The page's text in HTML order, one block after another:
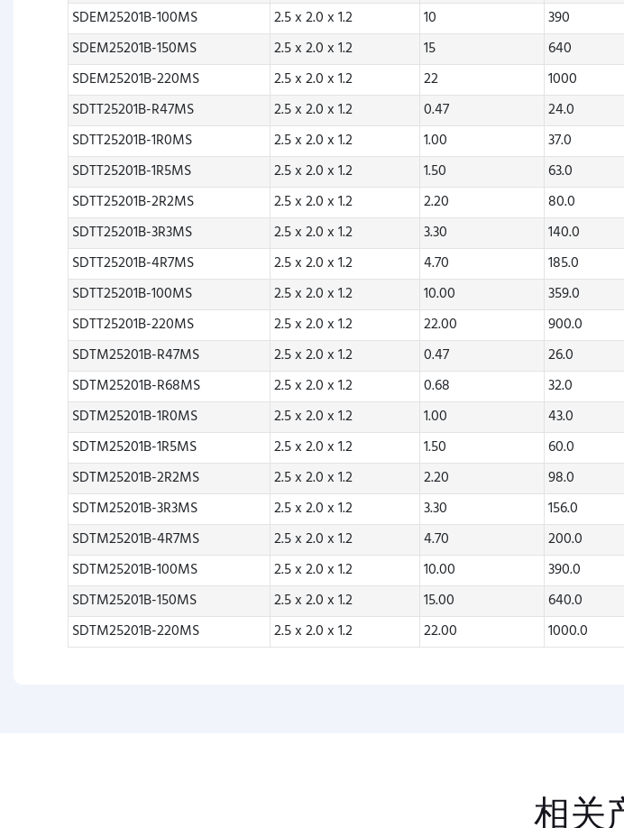
SDEM25201B-100MS
2.5 x 2.0 x 1.2 10 390
SDEM25201B-150MS
2.5 x 2.0 x 1.2 15 640
SDEM25201B-220MS
2.5 x 2.0 x 1.2 22 1000
SDTT25201B-R47MS
2.5 x 2.0 x 1.2 0.47 24.0
SDTT25201B-1R0MS 2.5 x 2.0 x 1.2 1.00 37.0
SDTT25201B-1R5MS
2.5 x 2.0 x 1.2 1.50 63.0
SDTT25201B-2R2MS
2.5 x 2.0 x 1.2 2.20 80.0
SDTT25201B-3R3MS
2.5 x 2.0 x 1.2 3.30 140.0
SDTT25201B-4R7MS
2.5 x 2.0 x 1.2 4.70 185.0
SDTT25201B-100MS
2.5 x 2.0 x 1.2 10.00 359.0
SDTT25201B-220MS
2.5 x 2.0 x 1.2 22.00 900.0
SDTM25201B-R47MS
2.5 x 2.0 x 1.2 0.47 26.0
SDTM25201B-R68MS 2.5 x 2.0 x 1.2 0.68 32.0
SDTM25201B-1R0MS
2.5 x 2.0 x 1.2 1.00 43.0
SDTM25201B-1R5MS
2.5 x 2.0 x 1.2 1.50 60.0
SDTM25201B-2R2MS
2.5 x 2.0 x 1.2 2.20 98.0
SDTM25201B-3R3MS
2.5 x 2.0 x 1.2 3.30 156.0
SDTM25201B-4R7MS
2.5 x 2.0 x 1.2 4.70 200.0
SDTM25201B-100MS
2.5 x 2.0 x 1.2 10.00 390.0
SDTM25201B-150MS
2.5 x 2.0 x 1.2 15.00 640.0
SDTM25201B-220MS
2.5 x 2.0 x 1.2 22.00 1000.0
相关